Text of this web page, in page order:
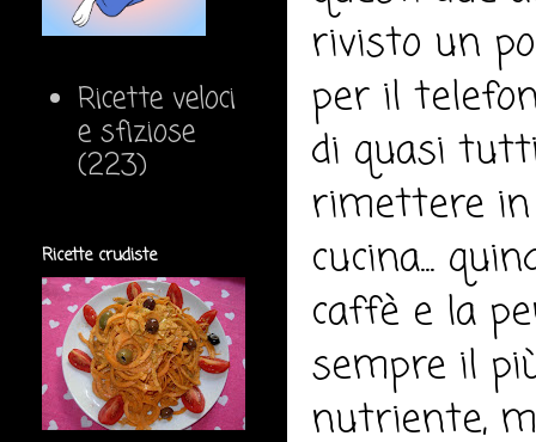
rivisto un
per il
di quasi
rimettere in
cucina...
caffè e la
sempre il
nutriente,
Ricette veloci
e sfiziose
(223)
Ricette crudiste